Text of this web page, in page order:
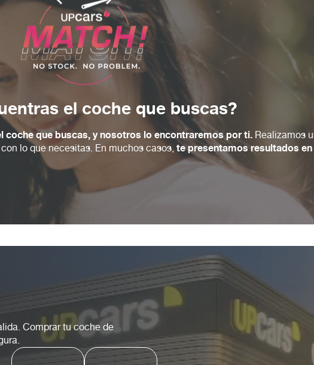
el coche que buscas?
coche que buscas, y nosotros lo encontraremos por ti.Realizamos
lo que necesitas. En muchos casos,te presentamos resultados
Comprar tu coche de